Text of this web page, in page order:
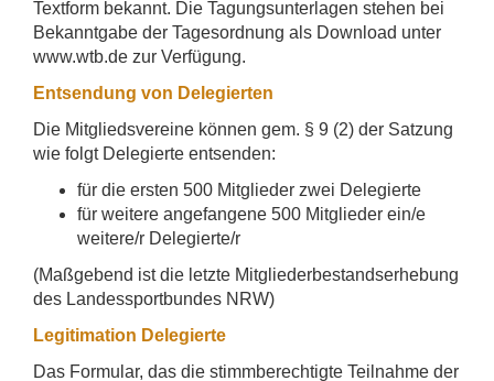
Textform bekannt. Die Tagungsunterlagen stehen bei
Bekanntgabe der Tagesordnung als Download unter
www.wtb.de zur Verfügung.
Entsendung von Delegierten
Die Mitgliedsvereine können gem. § 9 (2) der Satzung
wie folgt Delegierte entsenden:
für die ersten 500 Mitglieder zwei Delegierte
für weitere angefangene 500 Mitglieder ein/e
weitere/r Delegierte/r
(Maßgebend ist die letzte Mitgliederbestandserhebung
des Landessportbundes NRW)
Legitimation Delegierte
Das Formular, das die stimmberechtigte Teilnahme der